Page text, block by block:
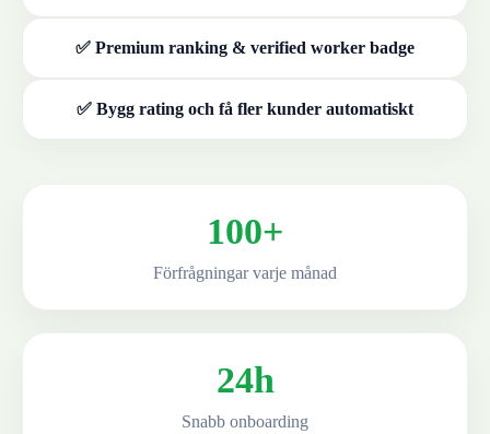
✅ Premium ranking & verified worker badge
✅ Bygg rating och få fler kunder automatiskt
100+
Förfrågningar varje månad
24h
Snabb onboarding